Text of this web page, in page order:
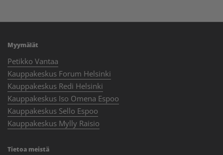
Myymälät
Petikko Vantaa
Kauppakeskus Forum Helsinki
Kauppakeskus Redi Helsinki
Kauppakeskus Iso Omena Espoo
Kauppakeskus Sello Espoo
Kauppakeskus Mylly Raisio
Tietoa meistä